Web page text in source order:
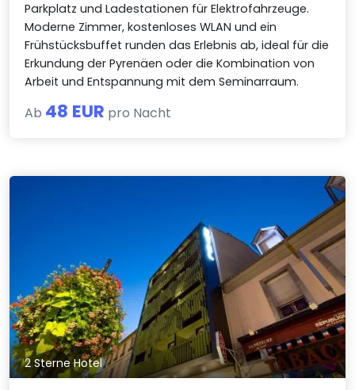
Parkplatz und Ladestationen für Elektrofahrzeuge.
Moderne Zimmer, kostenloses WLAN und ein
Frühstücksbuffet runden das Erlebnis ab, ideal für die
Erkundung der Pyrenäen oder die Kombination von
Arbeit und Entspannung mit dem Seminarraum.
Ab 48 EUR pro Nacht
2 Sterne Hotel